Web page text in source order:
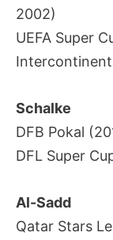
2002)
UEFA Super
Schalke
DFB Pokal
DFL Super
Al-Sadd
Qatar Stars